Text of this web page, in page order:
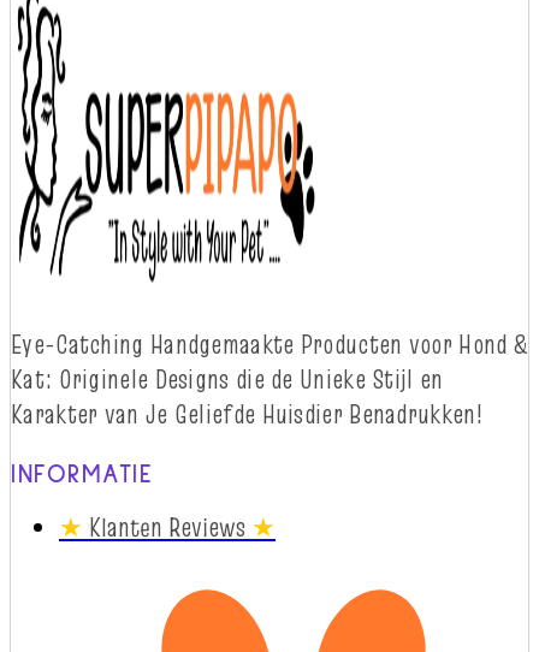
Eye-Catching Handgemaakte Producten voor Hond &
Kat: Originele Designs die de Unieke Stijl en
Karakter van Je Geliefde Huisdier Benadrukken!
INFORMATIE
★ Klanten Reviews ★